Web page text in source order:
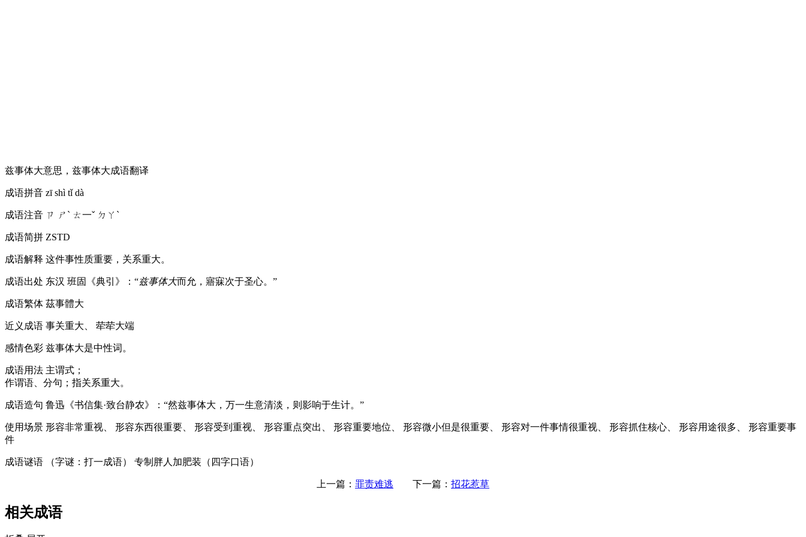
兹事体大意思，兹事体大成语翻译
成语拼音 zī shì tǐ dà
成语注音 ㄗ ㄕˋ ㄊ一ˇ ㄉㄚˋ
成语简拼 ZSTD
成语解释 这件事性质重要，关系重大。
成语出处 东汉 班固《典引》：“兹事体大而允，寤寐次于圣心。”
成语繁体 茲事體大
近义成语 事关重大、 荦荦大端
感情色彩 兹事体大是中性词。
成语用法 主谓式；
作谓语、分句；指关系重大。
成语造句 鲁迅《书信集·致台静农》：“然兹事体大，万一生意清淡，则影响于生计。”
使用场景 形容非常重视、 形容东西很重要、 形容受到重视、 形容重点突出、 形容重要地位、 形容微小但是很重要、 形容对一件事情很重视、 形容抓住核心、 形容用途很多、 形容重要事
件
成语谜语 （字谜：打一成语） 专制胖人加肥装（四字口语）
上一篇： 罪责难逃 下一篇： 招花惹草
相关成语